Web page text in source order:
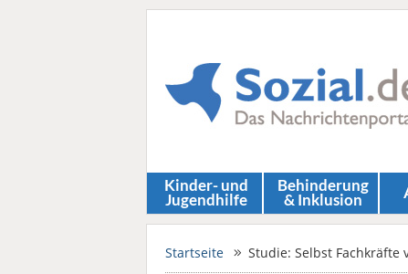
Kinder- und
Jugendhilfe
Behinderung
& Inklusion
Startseite Studie: Selbst